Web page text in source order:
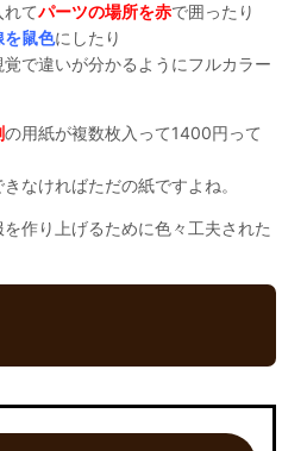
てパーツの場所を赤で囲ったり
を鼠色にしたり
で違いが分かるようにフルカラー
の用紙が複数枚入って1400円って
なければただの紙ですよね。
作り上げるために色々工夫された